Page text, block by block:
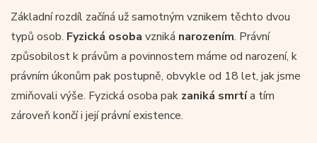
Základní rozdíl začíná už samotným vznikem těchto dvou
typů osob. Fyzická osoba vzniká narozením. Právní
způsobilost k právům a povinnostem máme od narození, k
právním úkonům pak postupně, obvykle od 18 let, jak jsme
zmiňovali výše. Fyzická osoba pak zaniká smrtía tím
zároveň končí i její právní existence.